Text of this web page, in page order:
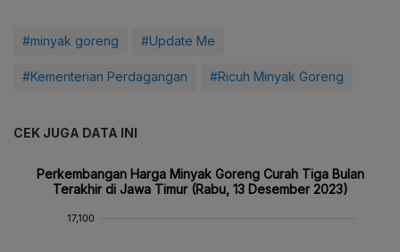
#minyak goreng #Update Me
#Kementerian Perdagangan #Ricuh Minyak Goreng
CEK JUGA DATA INI